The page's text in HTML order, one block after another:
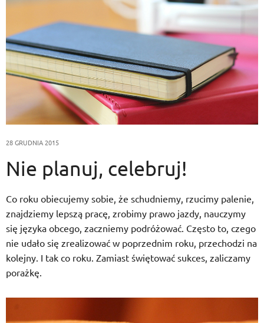
28 GRUDNIA 2015
Nie planuj, celebruj!
Co roku obiecujemy sobie, że schudniemy, rzucimy palenie,
znajdziemy lepszą pracę, zrobimy prawo jazdy, nauczymy
się języka obcego, zaczniemy podróżować. Często to, czego
nie udało się zrealizować w poprzednim roku, przechodzi na
kolejny. I tak co roku. Zamiast świętować sukces, zaliczamy
porażkę.